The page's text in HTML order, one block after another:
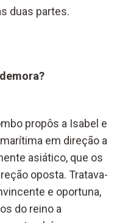
duas partes.
propôs a Isabel e
em direção a
asiático, que os
oposta. Tratava-
e oportuna,
do reino a